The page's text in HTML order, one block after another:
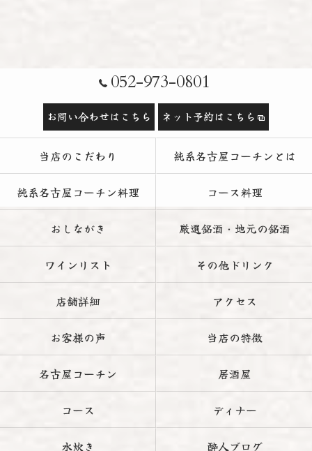
052-973-0801
お問い合わせはこちら ネット予約はこちら
当店のこだわり 純系名古屋コーチンとは
純系名古屋コーチン料理 コース料理
おしながき 厳選銘酒・地元の銘酒
ワインリスト その他ドリンク
店舗詳細 アクセス
お客様の声 当店の特徴
名古屋コーチン 居酒屋
コース ディナー
水炊き 酔人ブログ